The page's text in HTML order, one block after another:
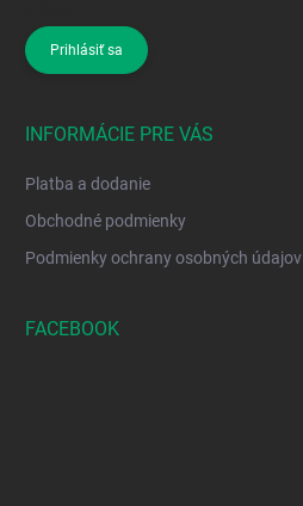
Prihlásiť sa
INFORMÁCIE PRE VÁS
Platba a dodanie
Obchodné podmienky
Podmienky ochrany osobných údajov
FACEBOOK